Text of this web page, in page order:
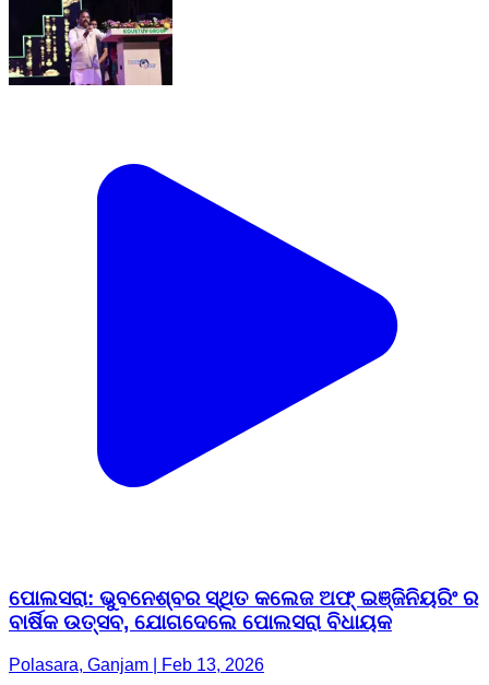
ପୋଲସରା: ଭୁବନେଶ୍ବର ସ୍ଥିତ କଲେଜ ଅଫ୍ ଇଞ୍ଜିନିୟରିଂ ର
ବାର୍ଷିକ ଉତ୍ସବ, ଯୋଗଦେଲେ ପୋଲସରା ବିଧାୟକ
Polasara, Ganjam | Feb 13, 2026